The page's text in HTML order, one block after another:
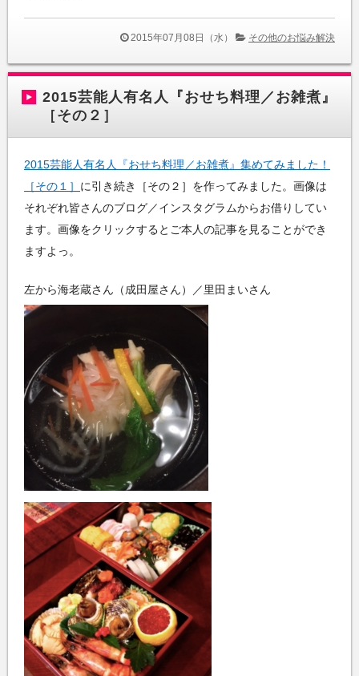
2015年07月08日（水） その他のお悩み解決
2015芸能人有名人『おせち料理／お雑煮』
［その２］
2015芸能人有名人『おせち料理／お雑煮』集めてみました！
［その１］ に引き続き［その２］を作ってみました。画像は
それぞれ皆さんのブログ／インスタグラムからお借りしてい
ます。画像をクリックするとご本人の記事を見ることができ
ますよっ。
左から海老蔵さん（成田屋さん）／里田まいさん